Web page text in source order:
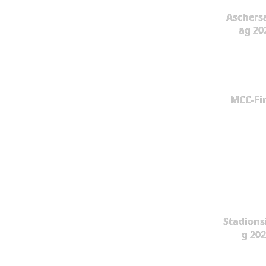
ag
MCC-
g